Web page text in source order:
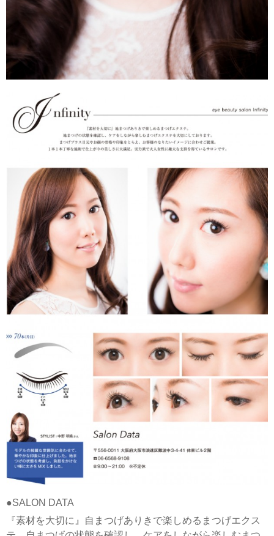
●SALON DATA
『素材を大切に』自まつげありきで楽しめるまつげエクス